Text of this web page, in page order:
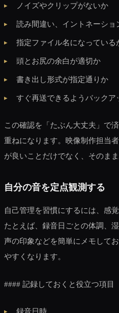
ノイズやクリップがないか
読み間違い、イントネーショ
指定ファイル名になっている
頭とお尻の余白が適切か
書き出し形式が指定通りか
すぐ再送できるようバックア
この確認を「たぶん大丈夫」で
重ねになります。映像制作担当
が良いことだけでなく、そのま
自分の音を定点観測する
自己管理を習慣にするには、感
たとえば、録音日ごとの体調、
声の印象などを簡単にメモして
やすくなります。
#### 記録しておくと役立つ項目
録音日時